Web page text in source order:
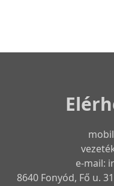
e-mail:
8640 Fonyód, Fő u.